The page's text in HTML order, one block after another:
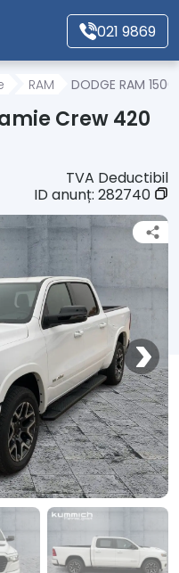
021 9869
RAM DODGE RAM
Crew 420
TVA Deductibil
ID anunț: 282740